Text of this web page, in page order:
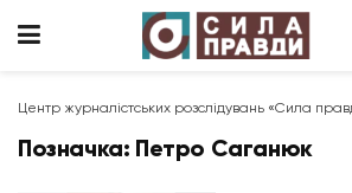
Центр журналістських розслідувань «Сила
Позначка: Петро Саганюк